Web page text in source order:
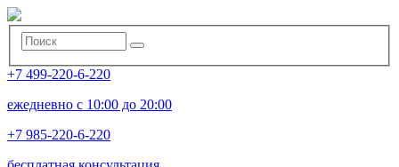
+7 499-220-6-220
ежедневно с 10:00 до 20:00
+7 985-220-6-220